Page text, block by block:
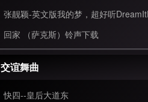
回家 （萨克斯）铃声下载
交谊舞曲
快四--皇后大道东